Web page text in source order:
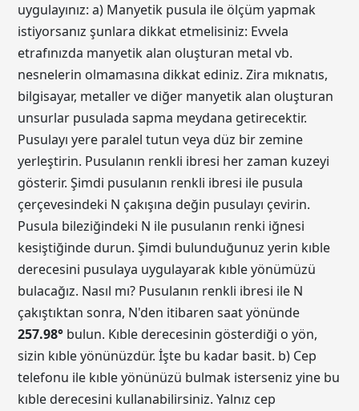
uygulayınız: a) Manyetik pusula ile ölçüm yapmak
istiyorsanız şunlara dikkat etmelisiniz: Evvela
etrafınızda manyetik alan oluşturan metal vb.
nesnelerin olmamasına dikkat ediniz. Zira mıknatıs,
bilgisayar, metaller ve diğer manyetik alan oluşturan
unsurlar pusulada sapma meydana getirecektir.
Pusulayı yere paralel tutun veya düz bir zemine
yerleştirin. Pusulanın renkli ibresi her zaman kuzeyi
gösterir. Şimdi pusulanın renkli ibresi ile pusula
çerçevesindeki N çakışına değin pusulayı çevirin.
Pusula bileziğindeki N ile pusulanın renki iğnesi
kesiştiğinde durun. Şimdi bulunduğunuz yerin kıble
derecesini pusulaya uygulayarak kıble yönümüzü
bulacağız. Nasıl mı? Pusulanın renkli ibresi ile N
çakıştıktan sonra, N'den itibaren saat yönünde
257.98° bulun. Kıble derecesinin gösterdiği o yön,
sizin kıble yönünüzdür. İşte bu kadar basit. b) Cep
telefonu ile kıble yönünüzü bulmak isterseniz yine bu
kıble derecesini kullanabilirsiniz. Yalnız cep